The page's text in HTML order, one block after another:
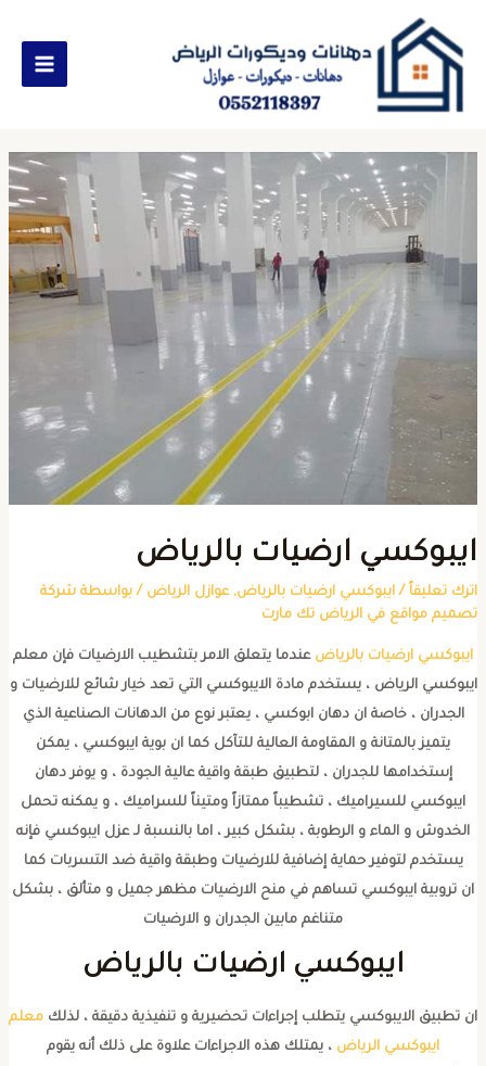
ارضيات بالرياض
تعليقاً / ايبوكسي ارضيات بالرياض,عوازل الرياض/ بواسطة شركة
مواقع في الرياض تك مارت
ايبوكسي ارضيات بالرياضعندما يتعلق الامر بتشطيب الارضيات فإن معلم
الرياض ، يستخدم مادة الايبوكسي التي تعد خيار شائع للارضيات و
الجدران ، خاصة ان دهان ابوكسي ، يعتبر نوع من الدهانات الصناعية الذي
يتميز بالمتانة و المقاومة العالية للتآكل كما ان بوية ايبوكسي ، يمكن
إستخدامها للجدران ، لتطبيق طبقة واقية عالية الجودة ، و يوفر دهان
ايبوكسي للسيراميك ، تشطيباً ممتازاً ومتيناً للسراميك ، و يمكنه تحمل
الخدوش و الماء و الرطوبة ، بشكل كبير ، اما بالنسبة لـ عزل ايبوكسي فإنه
يستخدم لتوفير حماية إضافية للارضيات وطبقة واقية ضد التسربات كما
ان تروبية ايبوكسي تساهم في منح الارضيات مظهر جميل و متألق ، بشكل
متناغم مابين الجدران و الارضيات
ايبوكسي ارضيات بالرياض
تطبيق الايبوكسي يتطلب إجراءات تحضيرية و تنفيذية دقيقة ، لذلكمعلم
ايبوكسي الرياض، يمتلك هذه الاجراءات علاوة على ذلك أنه يقوم